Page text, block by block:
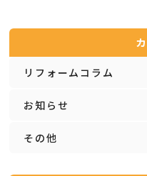
リフォームコラム
お知らせ
その他